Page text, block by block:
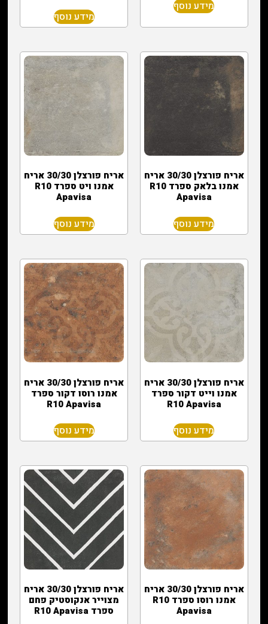
מידע נוסף
מידע נוסף
אריח פורצלן 30/30 אריח
אמנו בלאק ספרד R10
Apavisa
מידע נוסף
אריח פורצלן 30/30 אריח
אמנו ויט ספרד R10
Apavisa
מידע נוסף
אריח פורצלן 30/30 אריח
אמנו וייט דקור ספרד
R10 Apavisa
מידע נוסף
אריח פורצלן 30/30 אריח
אמנו רוסו דקור ספרד
R10 Apavisa
מידע נוסף
אריח פורצלן 30/30 אריח
אמנו רוסו ספרד R10
Apavisa
אריח פורצלן 30/30 אריח
מצוייר אנקוסטיק פחם
ספרד R10 Apavisa